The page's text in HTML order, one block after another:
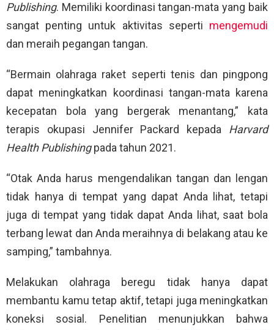
Publishing. Memiliki koordinasi tangan-mata yang baik
sangat penting untuk aktivitas seperti mengemudi
dan meraih pegangan tangan.
“Bermain olahraga raket seperti tenis dan pingpong
dapat meningkatkan koordinasi tangan-mata karena
kecepatan bola yang bergerak menantang,” kata
terapis okupasi Jennifer Packard kepada Harvard
Health Publishingpada tahun 2021.
“Otak Anda harus mengendalikan tangan dan lengan
tidak hanya di tempat yang dapat Anda lihat, tetapi
juga di tempat yang tidak dapat Anda lihat, saat bola
terbang lewat dan Anda meraihnya di belakang atau ke
samping,” tambahnya.
Melakukan olahraga beregu tidak hanya dapat
membantu kamu tetap aktif, tetapi juga meningkatkan
koneksi sosial. Penelitian menunjukkan bahwa